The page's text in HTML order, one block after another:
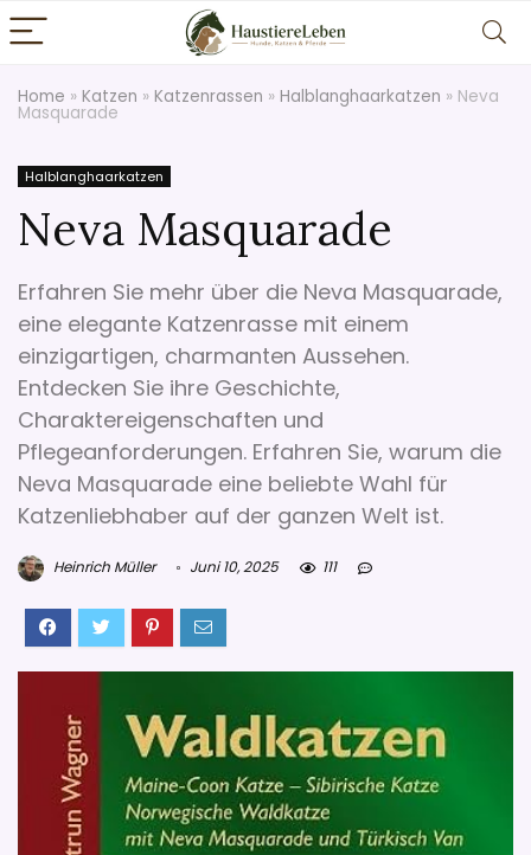
Home » Katzen » Katzenrassen » Halblanghaarkatzen » Neva
Masquarade
Halblanghaarkatzen
Neva Masquarade
Erfahren Sie mehr über die Neva Masquarade,
eine elegante Katzenrasse mit einem
einzigartigen, charmanten Aussehen.
Entdecken Sie ihre Geschichte,
Charaktereigenschaften und
Pflegeanforderungen. Erfahren Sie, warum die
Neva Masquarade eine beliebte Wahl für
Katzenliebhaber auf der ganzen Welt ist.
Heinrich Müller Juni 10, 2025 111